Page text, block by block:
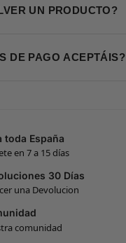
UN PRODUCTO?
DE PAGO ACEPTÁIS?
toda España
en 7 a 15 días
30 Días
una Devolucion
comunidad